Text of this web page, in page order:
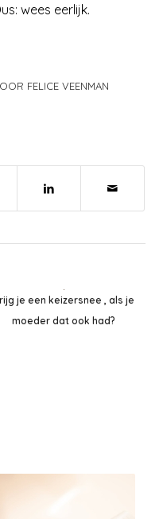
wees eerlijk.
FELICE VEENMAN
je een keizersnee , als je
moeder dat ook had?